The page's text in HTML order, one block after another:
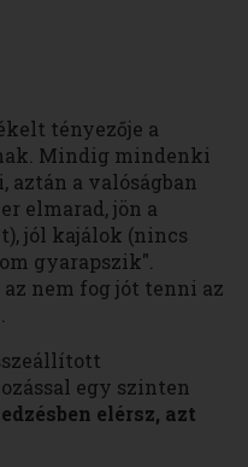
tényezője a
Mindig mindenki
aztán a valóságban
elmarad, jön a
jól kajálok (nincs
gyarapszik".
nem fog jót tenni az
egy szinten
elérsz, azt